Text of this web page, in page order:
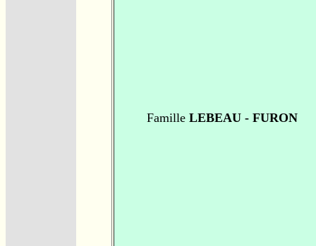
FamilleLEBEAU - FURON